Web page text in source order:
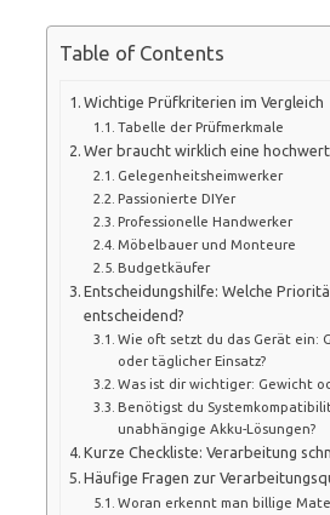
Table of Contents
Wichtige Prüfkriterien im Vergleich
Tabelle der Prüfmerkmale
Wer braucht wirklich eine
Gelegenheitsheimwerker
Passionierte DIYer
Professionelle Handwerker
Möbelbauer und Monteure
Budgetkäufer
Entscheidungshilfe: Welche
entscheidend?
Wie oft setzt du das Gerät ein:
oder täglicher Einsatz?
Was ist dir wichtiger: Gewicht
Benötigst du
unabhängige Akku-Lösungen?
Kurze Checkliste: Verarbeitung
Häufige Fragen zur
Woran erkennt man billige